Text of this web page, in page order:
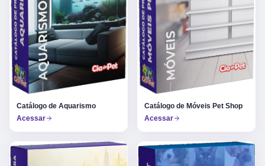
Catálogo de Aquarismo
Acessar
Catálogo de Móveis Pet Shop
Acessar